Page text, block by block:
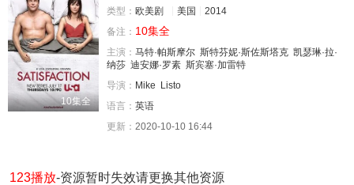
10集全
类型： 欧美剧 美国
2014
备注： 10集全
主演： 马特·帕斯摩尔 斯特芬妮·斯佐斯塔克 凯瑟琳·拉·
纳莎 迪安娜·罗素 斯宾塞·加雷特
导演： Mike
Listo
语言： 英语
更新： 2020-10-10 16:44
123播放-资源暂时失效请更换其他资源